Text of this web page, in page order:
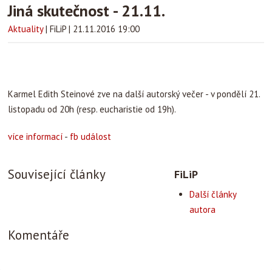
Jiná skutečnost - 21.11.
Aktuality | FiLiP | 21.11.2016 19:00
Karmel Edith Steinové zve na další autorský večer - v pondělí 21.
listopadu od 20h (resp. eucharistie od 19h).
více informací - fb událost
Související články FiLiP
Další články
autora
Komentáře